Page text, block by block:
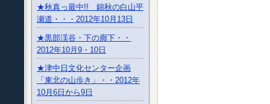
★秋真っ最中!! 錦秋の白山平
瀬道・・・2012年10月13日
★黒部渓谷・下の廊下・・
2012年10月9・10日
★津中日文化センター企画
「東北の山歩き」・・2012年
10月6日から9日